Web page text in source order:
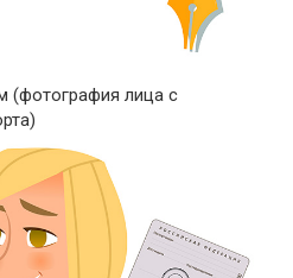
(фотография лица с